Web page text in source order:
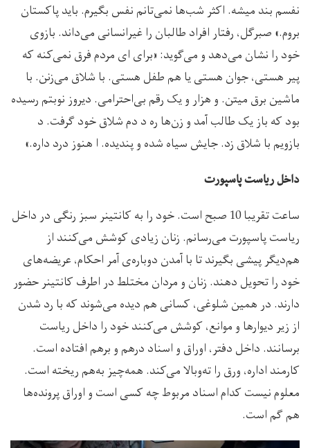
نفسم بند میشه. اکثر شب‌ها نمی‌تانم نفس بگیرم. باید پاکستان
بروم.» صبرگل، رفتار افراد طالبان را غیرانسانی می‌‌داند. بازوی
خود را نشان می‌دهد و می‌گوید: «برای ای مردم فرق نمی‌کنه که
پیر هستی،‌ جوان هستی یا هم طفل هستی. با شلاق می‌زنن. ‌با
ماشین برق میتن. و هزار و یک رقم بی‌‌احترامی. دیروز نوبتم رسیده
بود که باز یک طالب آمد و زن‌ها ره د دم شلاق خود گرفت. د
بازویم با شلاق زد. جایش سیاه شده و پندیده. ا هنوز درد داره.»
داخل ریاست پاسپورت
ساعت تقریبا 10 صبح است. خود را به کانتینر سبز رنگی در داخل
ریاست پاسپورت می‌رسانم. زنان زیادی کوشش می‌کنند از
هم‌دیگر پیشی بگیرند تا با آمدن دوباره‌ی آمر احکام، عریضه‌های
خود را تحویل دهند. زنان و مردان مختلط در اطرف کانتینر حضور
دارند. در همین شلوغی، کسانی هم دیده می‌شوند که با رد شدن
از زیر دیوارها و موانع، کوشش می‌کنند خود را داخل ریاست
برسانند. داخل دفتر، اوراق و اسناد درهم و برهم افتاده است.
کارمند اداره، ورق را ته‌وبالا می‌کند. همه‌چیز به‌هم ریخته است.
معلوم نیست کدام اسناد مربوط چه کسی است و اوراق پرونده‌ها
هم گم است.